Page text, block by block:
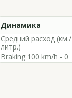
Динамика
Средний расход (км./
литр.)
Braking 100 km/h - 0